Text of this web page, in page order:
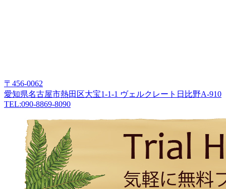
〒456-0062
愛知県名古屋市熱田区大宝1-1-1 ヴェルクレート日比野A-910
TEL:090-8869-8090